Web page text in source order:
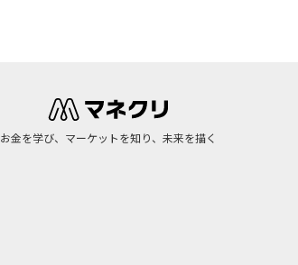
お金を学び、マーケットを知り、未来を描く